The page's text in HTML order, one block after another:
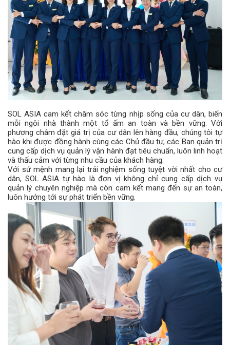
SOL ASIA cam kết chăm sóc từng nhịp sống của cư dân, biến
mỗi ngôi nhà thành một tổ ấm an toàn và bền vững. Với
phương châm đặt giá trị của cư dân lên hàng đầu, chúng tôi tự
hào khi được đồng hành cùng các Chủ đầu tư, các Ban quản trị
cung cấp dịch vụ quản lý vận hành đạt tiêu chuẩn, luôn linh hoạt
và thấu cảm với từng nhu cầu của khách hàng.
Với sứ mệnh mang lại trải nghiệm sống tuyệt vời nhất cho cư
dân, SOL ASIA tự hào là đơn vị không chỉ cung cấp dịch vụ
quản lý chuyên nghiệp mà còn cam kết mang đến sự an toàn,
luôn hướng tới sự phát triển bền vững.